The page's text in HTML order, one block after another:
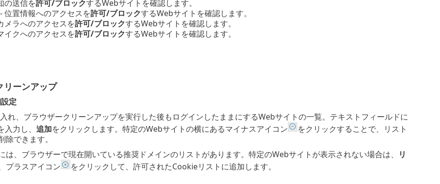
の送信を許可/ブロックするWebサイトを確認します。
- 位置情報へのアクセスを許可/ブロックするWebサイトを確認します。
メラへのアクセスを許可/ブロックするWebサイトを確認します。
イクへのアクセスを許可/ブロックするWebサイトを確認します。
リーンアップ
定
れ、ブラウザークリーンアップを実行した後もログインしたままにするWebサイトの一覧。テキストフィールドに
力し、 追加をクリックします。特定のWebサイトの横にあるマイナスアイコン
をクリックすることで、リスト
除できます。
は、ブラウザーで現在開いている推奨ドメインのリストがあります。特定のWebサイトが表示されない場合は、
リ
プラスアイコン をクリックして、許可されたCookieリストに追加します。